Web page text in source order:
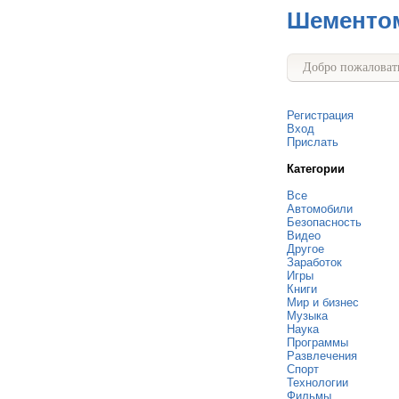
Добро
Регистрация
Вход
Прислать
Категории
Все
Автомобили
Безопасность
Видео
Другое
Заработок
Игры
Книги
Мир и бизнес
Музыка
Наука
Программы
Развлечения
Спорт
Технологии
Фильмы